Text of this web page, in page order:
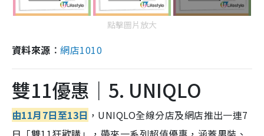
點擊圖片放大
資料來源︰網店1010
雙11優惠｜5. UNIQLO
由11月7日至13日 ，UNIQLO全線分店及網店推出一連7